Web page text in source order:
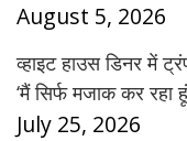
August 5, 2026
व्हाइट हाउस डिनर में
‘मैं सिर्फ मजाक कर रहा
July 25, 2026